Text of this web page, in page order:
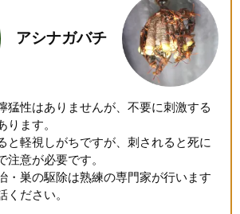
アシナガバチ
猛性はありませんが、不要に刺激する
ります。
と軽視しがちですが、刺されると死に
注意が必要です。
・巣の駆除は熟練の専門家が行います
ください。